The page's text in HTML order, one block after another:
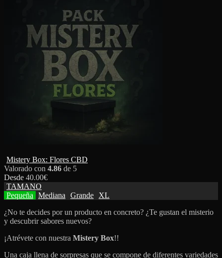
Mistery Box: Flores CBD
Valorado con 4.86 de 5
Desde 40.00€
TAMANO
Pequeña Mediana Grande XL
¿No te decides por un producto en concreto? ¿Te gustan el misterio
y descubrir sabores nuevos?
¡Atrévete con nuestra Mistery Box!!
Una caja llena de sorpresas que se compone de diferentes variedades